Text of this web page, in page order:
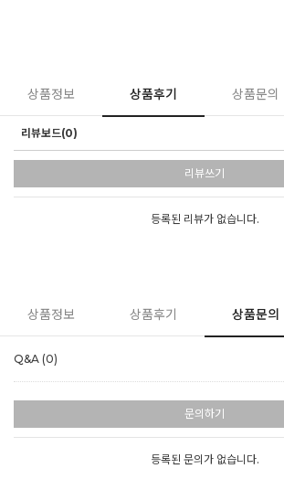
상품정보 상품후기 상품문의
리뷰보드(0)
리뷰쓰기
등록된 리뷰가 없습니다.
상품정보 상품후기 상품문의
Q&A (0)
문의하기
등록된 문의가 없습니다.